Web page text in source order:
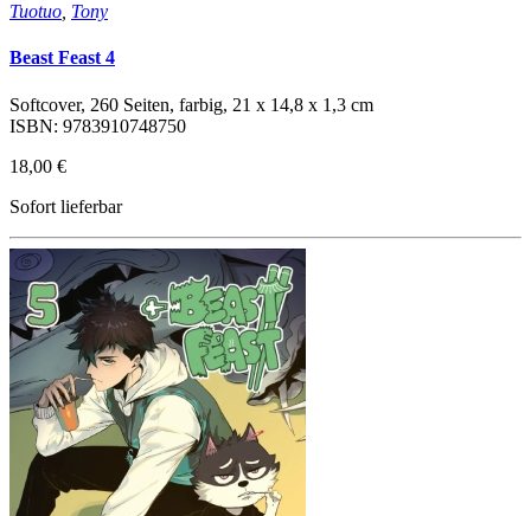
Tuotuo Tony
Beast Feast 4
Softcover, 260 Seiten, farbig, 21 x 14,8 x 1,3 cm
ISBN: 9783910748750
18,00 €
Sofort lieferbar